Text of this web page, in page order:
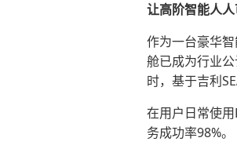
让高阶智能人
作为一台豪华
舱已成为行业
时，基于吉利
在用户日常使
务成功率98%。